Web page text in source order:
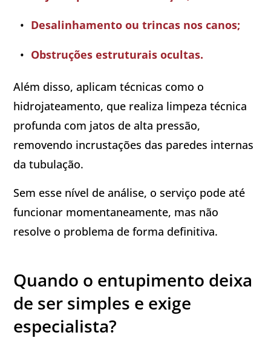
Desalinhamento ou trincas nos canos;
Obstruções estruturais ocultas.
Além disso, aplicam técnicas como o
hidrojateamento, que realiza limpeza técnica
profunda com jatos de alta pressão,
removendo incrustações das paredes internas
da tubulação.
Sem esse nível de análise, o serviço pode até
funcionar momentaneamente, mas não
resolve o problema de forma definitiva.
Quando o entupimento deixa
de ser simples e exige
especialista?